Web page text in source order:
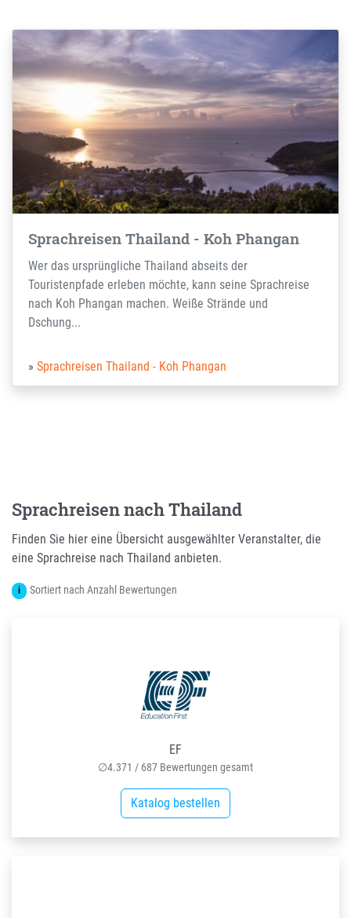
Sprachreisen Thailand - Koh Phangan
Wer das ursprüngliche Thailand abseits der
Touristenpfade erleben möchte, kann seine Sprachreise
nach Koh Phangan machen. Weiße Strände und
Dschung...
Sprachreisen Thailand - Koh Phangan
Sprachreisen nach Thailand
Finden Sie hier eine Übersicht ausgewählter Veranstalter, die
eine Sprachreise nach Thailand anbieten.
i Sortiert nach Anzahl Bewertungen
EF
∅4.371 / 687 Bewertungen gesamt
Katalog bestellen